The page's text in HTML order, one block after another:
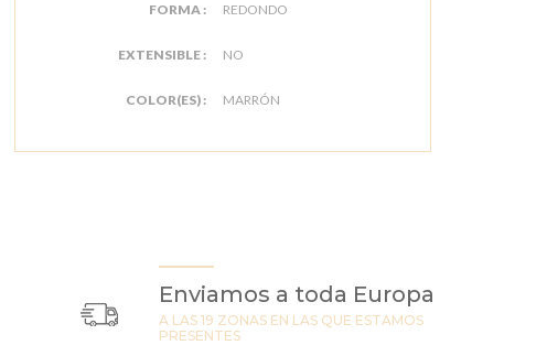
FORMA : REDONDO
EXTENSIBLE : NO
COLOR(ES) : MARRÓN
Enviamos a toda Europa
A LAS 19 ZONAS EN LAS QUE ESTAMOS
PRESENTES